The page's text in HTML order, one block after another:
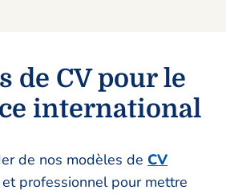
de CV pour le
international
de nos modèles de CV
professionnel pour mettre